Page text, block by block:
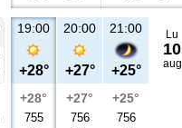
19:00
+28°
+28°
755
20:00
+27°
+27°
756
21:00
+25°
+25°
756
Lu
10
aug